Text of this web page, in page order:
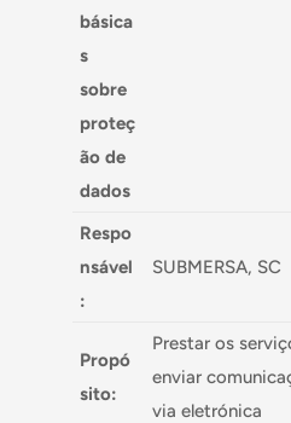
básica
s
sobre
proteç
ão de
dados
Respo
nsável
:
SUBMERSA, SC
Propó
sito:
Prestar os
enviar
via eletrónica